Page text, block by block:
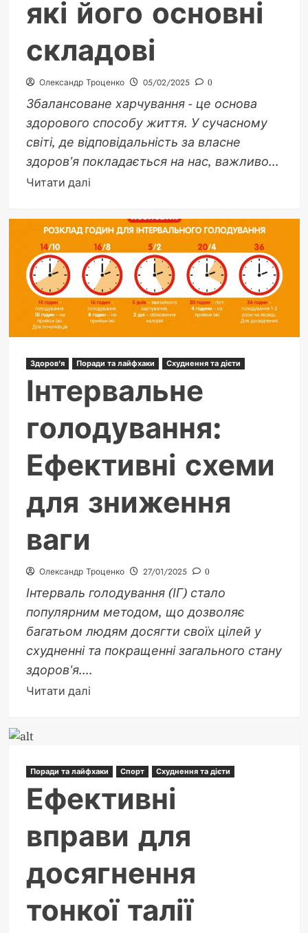
які його основні
складові
Олександр Троценко 05/02/2025 0
Збалансоване харчування - це основа
здорового способу життя. У сучасному
світі, де відповідальність за власне
здоров'я покладається на нас, важливо...
Читати даліДокладніше
Що
таке
збалансоване
харчування
та
які
його
основні
Здоров'я Поради та лайфхаки Схуднення та дієти
Інтервальне
голодування:
Ефективні схеми
для зниження
ваги
Олександр Троценко 27/01/2025 0
Інтерваль голодування (ІГ) стало
популярним методом, що дозволяє
багатьом людям досягти своїх цілей у
схудненні та покращенні загального стану
здоров'я....
Читати даліДокладніше
схеми
для
зниження
ваги
Поради та лайфхаки Спорт Схуднення та дієти
Ефективні
вправи для
досягнення
тонкої талії